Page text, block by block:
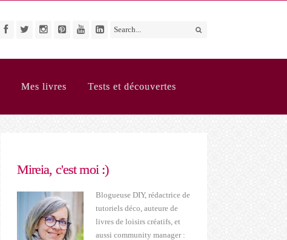
Mes livres Tests et découvertes
Mireia, c'est moi :)
Blogueuse DIY, rédactrice de
tutoriels déco, auteure de
livres de loisirs créatifs, et
aussi community manager :